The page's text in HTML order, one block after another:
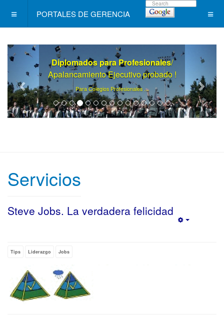
PORTALES DE GERENCIA
Diplomados para Profesionales/
Apalancamiento Ejecutivo probado !
Para Colegios Profesionales ...
Servicios
Steve Jobs. La verdadera felicidad
Tips Liderazgo Jobs